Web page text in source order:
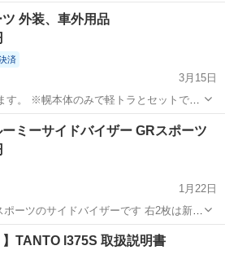
びます。YouTube等のレビューでも高評
傑作です。 ​② 新品・未開封 定価1,700円
んじ湖温泉駅 外装、車外用品
外装、車外用品
済
3月15日
す。 ※幌本体のみで軽トラとセットでは
ｋ Ｃａｍｐｅｒ Ｐｒｏテントキット カ
モ （アクティトラック、EBD-HA9専
外装、車外用品
ーミーサイドバイザー GRスポーツ
1月22日
ポーツのサイドバイザーです 右2枚は新
す 使用品は古いテープを剥がしプライ
ープを貼り付けてあり 新品同様の貼り
...
TRD
】TANTO l375S 取扱説明書